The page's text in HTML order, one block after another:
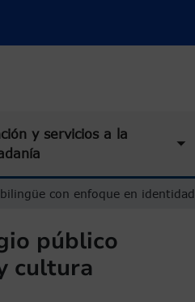
y servicios a la
con enfoque en
público
cultura